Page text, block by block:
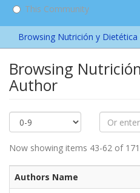
This Community
Browsing Nutrición y
Browsing
Author
Now showing items 43-62 of 171
Authors Name